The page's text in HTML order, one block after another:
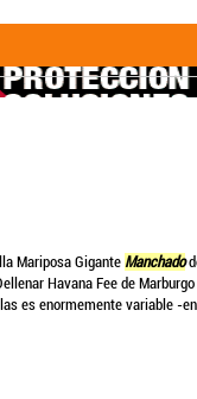
Mariposa Gigante Manchado
Havana Fee de
es enormemente variable -